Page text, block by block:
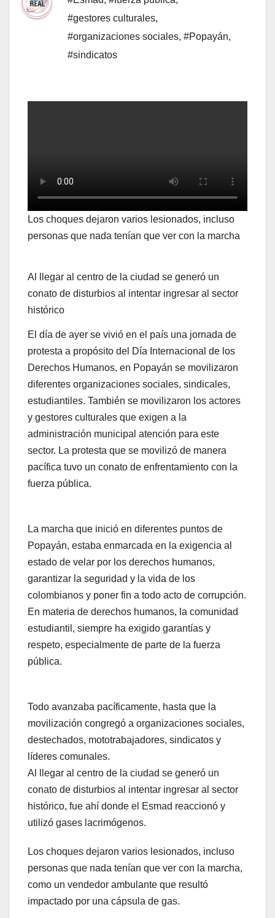
#gestores culturales,
#organizaciones sociales, #Popayán,
#sindicatos
Los choques dejaron varios lesionados, incluso
personas que nada tenían que ver con la marcha
Al llegar al centro de la ciudad se generó un
conato de disturbios al intentar ingresar al sector
histórico
El día de ayer se vivió en el país una jornada de
protesta a propósito del Día Internacional de los
Derechos Humanos, en Popayán se movilizaron
diferentes organizaciones sociales, sindicales,
estudiantiles. También se movilizaron los actores
y gestores culturales que exigen a la
administración municipal atención para este
sector. La protesta que se movilizó de manera
pacífica tuvo un conato de enfrentamiento con la
fuerza pública.
La marcha que inició en diferentes puntos de
Popayán, estaba enmarcada en la exigencia al
estado de velar por los derechos humanos,
garantizar la seguridad y la vida de los
colombianos y poner fin a todo acto de corrupción.
En materia de derechos humanos, la comunidad
estudiantil, siempre ha exigido garantías y
respeto, especialmente de parte de la fuerza
pública.
Todo avanzaba pacíficamente, hasta que la
movilización congregó a organizaciones sociales,
destechados, mototrabajadores, sindicatos y
líderes comunales.
Al llegar al centro de la ciudad se generó un
conato de disturbios al intentar ingresar al sector
histórico, fue ahí donde el Esmad reaccionó y
utilizó gases lacrimógenos.
Los choques dejaron varios lesionados, incluso
personas que nada tenían que ver con la marcha,
como un vendedor ambulante que resultó
impactado por una cápsula de gas.